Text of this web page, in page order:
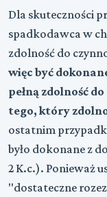
Dla skuteczności
spadkodawca w
zdolność do
więc być
pełną zdolność
tego, który
ostatnim
było dokonane z
2 K.c.). Ponieważ
"dostateczne